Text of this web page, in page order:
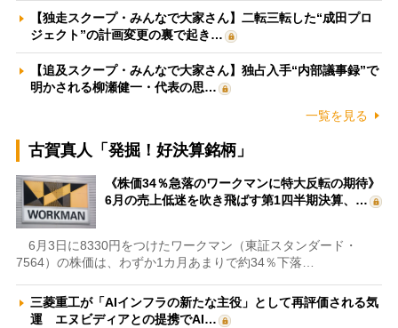
【独走スクープ・みんなで大家さん】二転三転した“成田プロ
ジェクト”の計画変更の裏で起き…
【追及スクープ・みんなで大家さん】独占入手“内部議事録”で
明かされる柳瀬健一・代表の思…
一覧を見る
古賀真人「発掘！好決算銘柄」
《株価34％急落のワークマンに特大反転の期待》
6月の売上低迷を吹き飛ばす第1四半期決算、…
6月3日に8330円をつけたワークマン（東証スタンダード・
7564）の株価は、わずか1カ月あまりで約34％下落…
三菱重工が「AIインフラの新たな主役」として再評価される気
運 エヌビディアとの提携でAI…